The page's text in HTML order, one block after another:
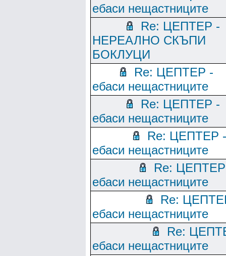
ебаси нещастниците
Re: ЦЕПТЕР -
НЕРЕАЛНО СКЪПИ
БОКЛУЦИ
Re: ЦЕПТЕР -
ебаси нещастниците
Re: ЦЕПТЕР -
ебаси нещастниците
Re: ЦЕПТЕР -
ебаси нещастниците
Re:
ебаси нещастниците
Re:
ебаси нещастниците
Re:
ебаси нещастниците